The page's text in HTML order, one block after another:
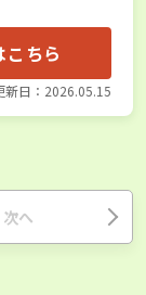
こちら
新日：2026.05.15
次へ